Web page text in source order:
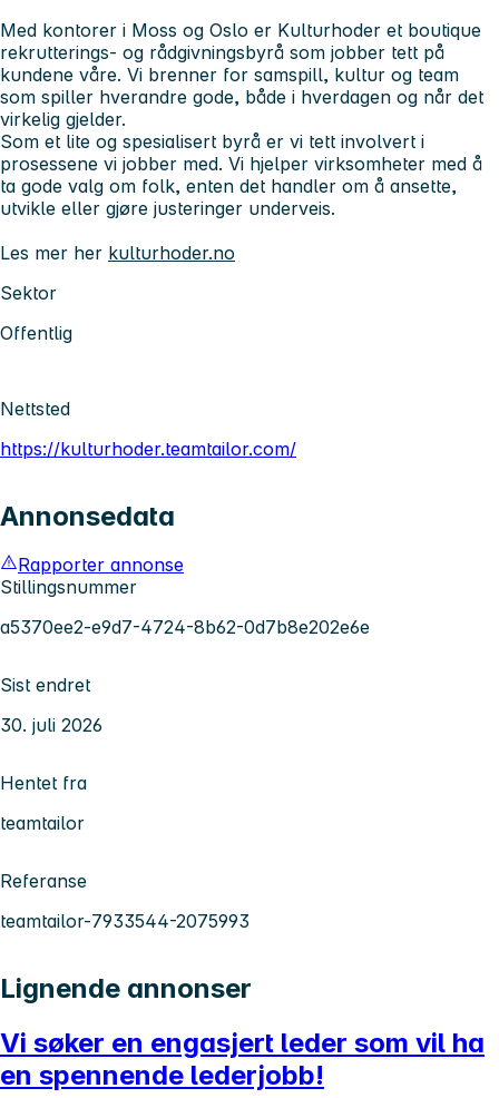
Med kontorer i Moss og Oslo er Kulturhoder et boutique
rekrutterings- og rådgivningsbyrå som jobber tett på
kundene våre. Vi brenner for samspill, kultur og team
som spiller hverandre gode, både i hverdagen og når det
virkelig gjelder.
Som et lite og spesialisert byrå er vi tett involvert i
prosessene vi jobber med. Vi hjelper virksomheter med å
ta gode valg om folk, enten det handler om å ansette,
utvikle eller gjøre justeringer underveis.
Les mer her kulturhoder.no
Sektor
Offentlig
Nettsted
https://kulturhoder.teamtailor.com/
Annonsedata
Rapporter annonse
Stillingsnummer
a5370ee2-e9d7-4724-8b62-0d7b8e202e6e
Sist endret
30. juli 2026
Hentet fra
teamtailor
Referanse
teamtailor-7933544-2075993
Lignende annonser
Vi søker en engasjert leder som vil ha
en spennende lederjobb!